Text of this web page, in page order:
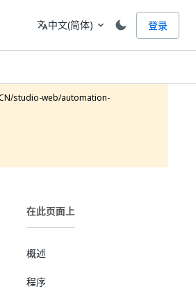
语言
translate中文(简体) expand_more 登录
CN/studio-web/automation-
在此页面上
概述
程序